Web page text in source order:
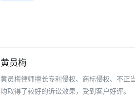
黄员梅
黄员梅律师擅长专利侵权、商标侵权、不正
均取得了较好的诉讼效果，受到客户好评。